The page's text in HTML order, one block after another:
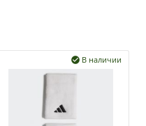
В наличии
